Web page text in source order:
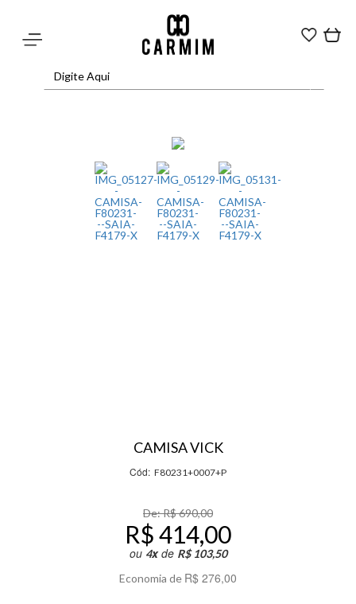
CAMISA VICK
Cód: F80231+0007+P
De:R$ 690,00
R$ 414,00
ou 4xde R$ 103,50
Economia de R$ 276,00